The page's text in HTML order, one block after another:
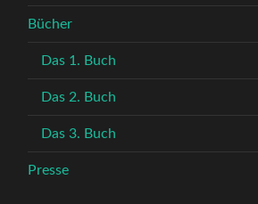
Bücher
Das 1. Buch
Das 2. Buch
Das 3. Buch
Presse